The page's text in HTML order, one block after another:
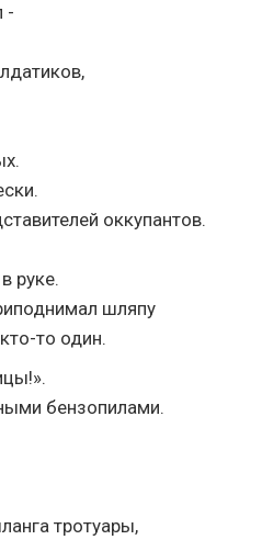
-
оккупантов.
руке.
шляпу
то один.
бензопилами.
тротуары,